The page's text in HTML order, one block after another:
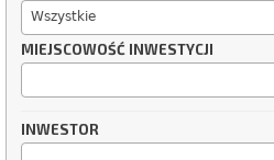
Wszystkie
MIEJSCOWOŚĆ INWESTYCJI
INWESTOR